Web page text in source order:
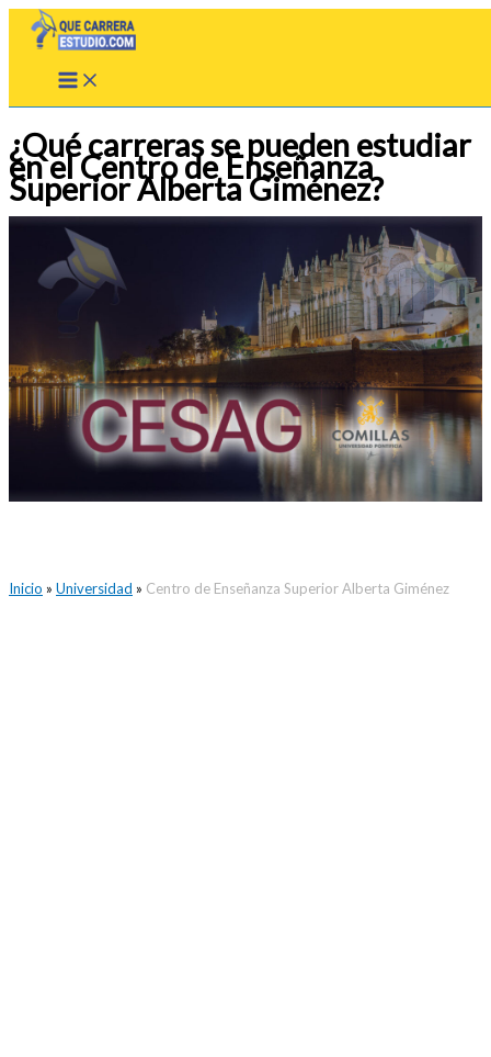
¿Qué carreras se pueden estudiar
en el Centro de Enseñanza
Superior Alberta Giménez?
Inicio » Universidad » Centro de Enseñanza Superior Alberta Giménez